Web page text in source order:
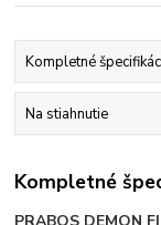
Kompletné
Na stiahnutie
Kompletné
PRABOS DEMON